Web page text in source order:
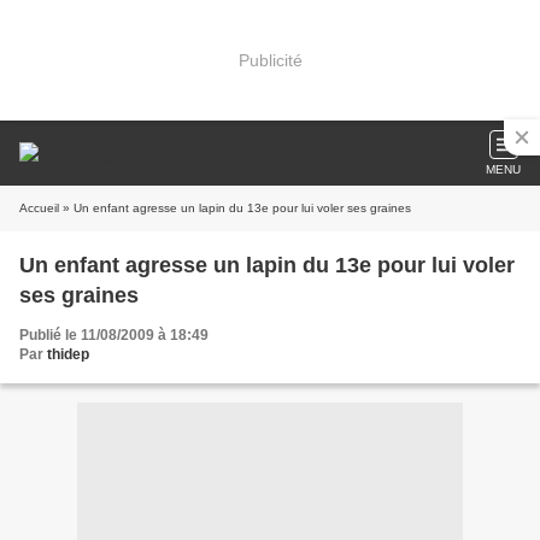
Publicité
MENU
Accueil » Un enfant agresse un lapin du 13e pour lui voler ses graines
Un enfant agresse un lapin du 13e pour lui voler
ses graines
Publié le 11/08/2009 à 18:49
Par thidep